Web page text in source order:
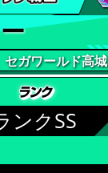
ー
セガワールド高城
ンクSS